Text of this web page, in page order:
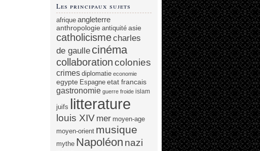
Les principaux sujets
afrique angleterre
anthropologie antiquité asie
catholicismecharles
de gaulle cinéma
collaborationcolonies
crimes diplomatie economie
egypte Espagne etat francais
gastronomie guerre froide islam
juifs litterature
louis XIV mer moyen-age
moyen-orient musique
mythe Napoléon nazi